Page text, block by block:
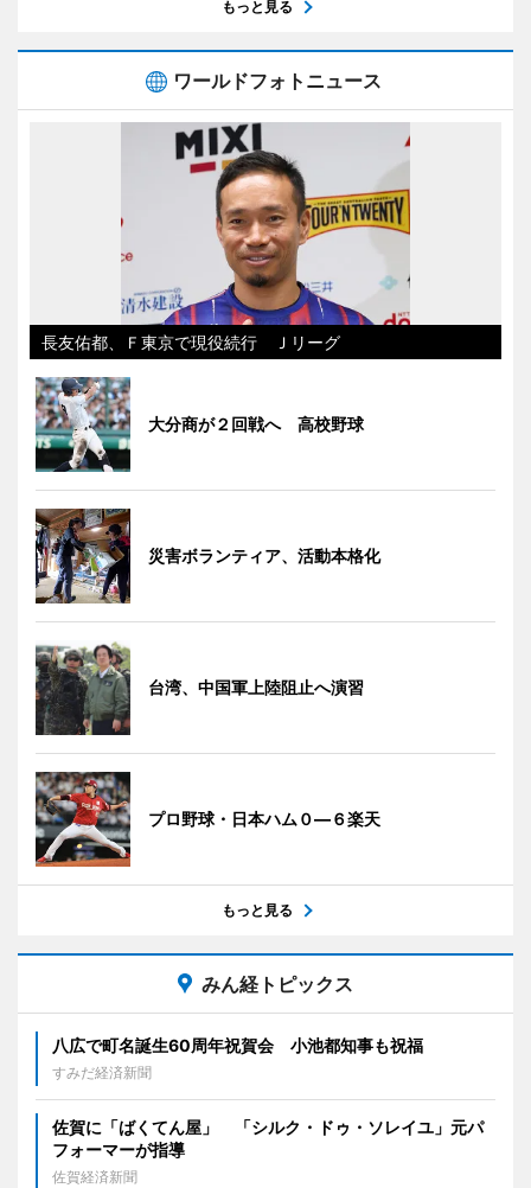
もっと見る
ワールドフォトニュース
長友佑都、Ｆ東京で現役続行 Ｊリーグ
大分商が２回戦へ 高校野球
災害ボランティア、活動本格化
台湾、中国軍上陸阻止へ演習
プロ野球・日本ハム０―６楽天
もっと見る
みん経トピックス
八広で町名誕生60周年祝賀会 小池都知事も祝福
すみだ経済新聞
佐賀に「ばくてん屋」 「シルク・ドゥ・ソレイユ」元パ
フォーマーが指導
佐賀経済新聞